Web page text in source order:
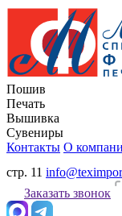
Пошив
Печать
Вышивка
Сувениры
Контакты О
стр. 11
Заказать звонок